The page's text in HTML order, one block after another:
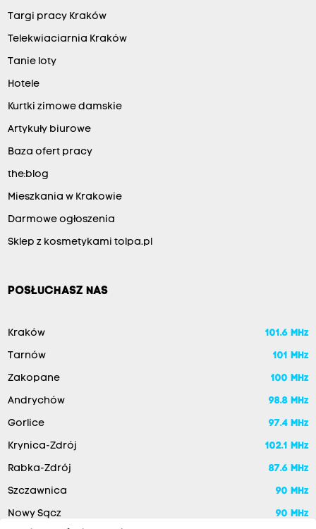
Targi pracy Kraków
Telekwiaciarnia Kraków
Tanie loty
Hotele
Kurtki zimowe damskie
Artykuły biurowe
Baza ofert pracy
the:blog
Mieszkania w Krakowie
Darmowe ogłoszenia
Sklep z kosmetykami tolpa.pl
POSŁUCHASZ NAS
Kraków 101.6 MHz
Tarnów 101 MHz
Zakopane 100 MHz
Andrychów 98.8 MHz
Gorlice 97.4 MHz
Krynica-Zdrój 102.1 MHz
Rabka-Zdrój 87.6 MHz
Szczawnica 90 MHz
Nowy Sącz
90 MHz